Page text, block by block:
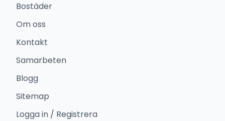
Bostäder
Om oss
Kontakt
Samarbeten
Blogg
Sitemap
Logga in / Registrera